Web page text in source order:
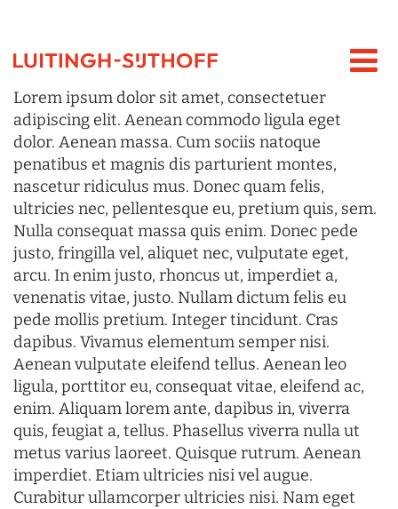
Lorem ipsum dolor sit amet, consectetuer
adipiscing elit. Aenean commodo ligula eget
dolor. Aenean massa. Cum sociis natoque
penatibus et magnis dis parturient montes,
nascetur ridiculus mus. Donec quam felis,
ultricies nec, pellentesque eu, pretium quis, sem.
Nulla consequat massa quis enim. Donec pede
justo, fringilla vel, aliquet nec, vulputate eget,
arcu. In enim justo, rhoncus ut, imperdiet a,
venenatis vitae, justo. Nullam dictum felis eu
pede mollis pretium. Integer tincidunt. Cras
dapibus. Vivamus elementum semper nisi.
Aenean vulputate eleifend tellus. Aenean leo
ligula, porttitor eu, consequat vitae, eleifend ac,
enim. Aliquam lorem ante, dapibus in, viverra
quis, feugiat a, tellus. Phasellus viverra nulla ut
metus varius laoreet. Quisque rutrum. Aenean
imperdiet. Etiam ultricies nisi vel augue.
Curabitur ullamcorper ultricies nisi. Nam eget